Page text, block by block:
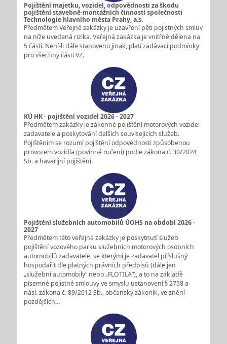
Pojištění majetku, vozidel, odpovědnosti za škodu
pojištění stavebně-montážních činností společnosti
Technologie hlavního města Prahy, a.s.
Předmětem Veřejné zakázky je uzavření pěti pojistných smluv
na níže uvedená rizika. Veřejná zakázka je vnitřně dělena na
5 částí. Není-li dále stanoveno jinak, platí zadávací podmínky
pro všechny části VZ.
KÚ HK - pojištění vozidel 2026 - 2027
Předmětem zakázky je zákonné pojištění motorových vozidel
zadavatele a poskytování dalších souvisejících služeb.
Pojištěním se rozumí pojištění odpovědnosti způsobenou
provozem vozidla (povinné ručení) podle zákona č. 30/2024
Sb. a havarijní pojištění.
Pojištění služebních automobilů ÚOHS na období 2026 -
2027
Předmětem této veřejné zakázky je poskytnutí služeb
pojištění vozového parku služebních motorových osobních
automobilů zadavatele, se kterými je zadavatel příslušný
hospodařit dle platných právních předpisů (dále jen
„služební automobily“ nebo „FLOTILA“), a to na základě
písemné pojistné smlouvy ve smyslu ustanovení § 2758 a
násl. zákona č. 89/2012 Sb., občanský zákoník, ve znění
pozdějších…